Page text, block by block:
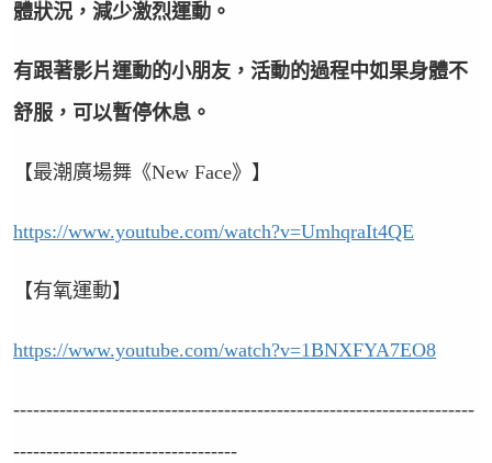
體狀況，減少激烈運動。
有跟著影片運動的小朋友，活動的過程中如果身體不
舒服，可以暫停休息。
【最潮廣場舞《New Face》】
https://www.youtube.com/watch?v=UmhqraIt4QE
【有氧運動】
https://www.youtube.com/watch?v=1BNXFYA7EO8
----------------------------------------------------------------------
----------------------------------